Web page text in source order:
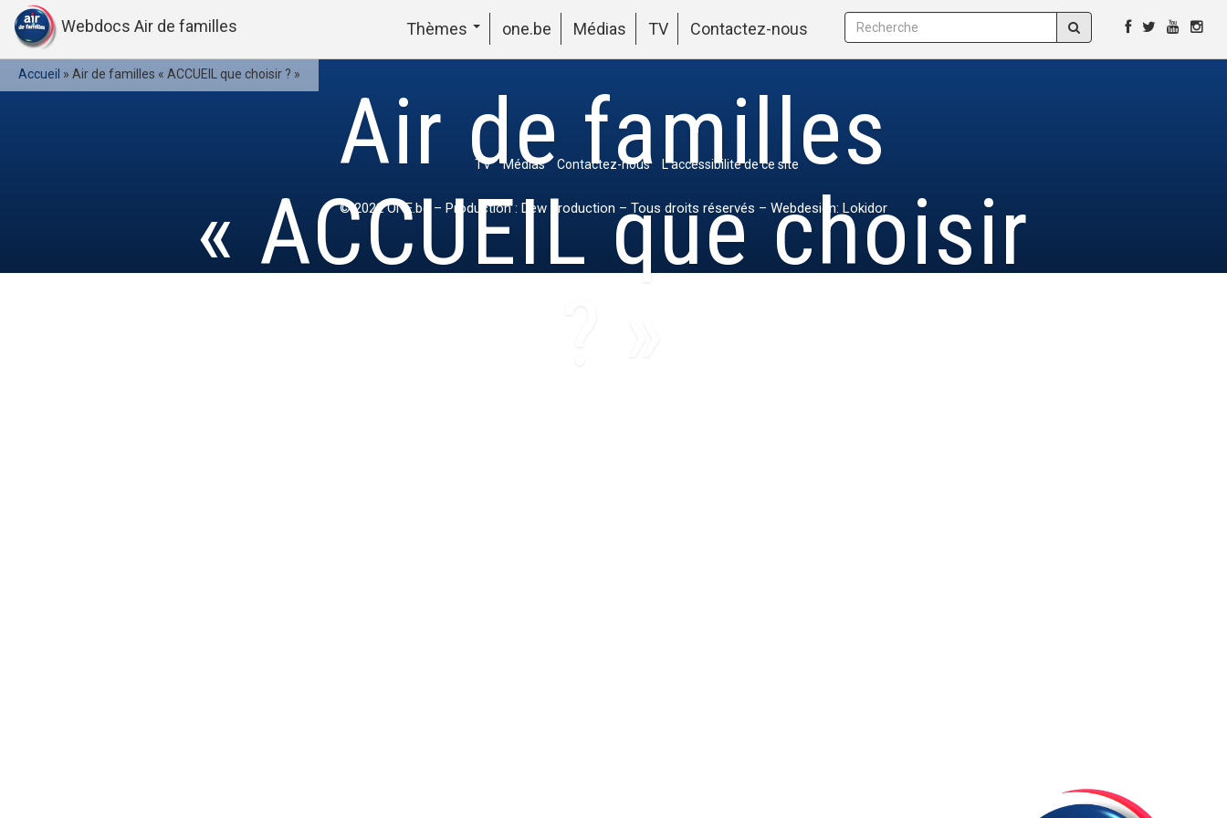
Webdocs Air de familles Thèmes one.be Médias TV Contactez-nous
Accueil » Air de familles « ACCUEIL que choisir ? »
Air de familles
« ACCUEIL que choisir
TV Médias Contactez-nous L’accessibilité de ce site
© 2022ONE.be – Production : Dew production – Tous droits réservés – Webdesign: Lokidor